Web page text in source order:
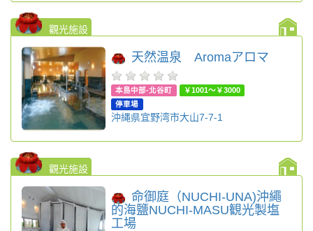
觀光施設
天然温泉 Aromaアロマ
本島中部-北谷町
￥1001～￥3000
停車場
沖縄県宜野湾市大山7-7-1
觀光施設
命御庭（NUCHI-UNA)沖繩
的海鹽NUCHI-MASU観光製塩
工場